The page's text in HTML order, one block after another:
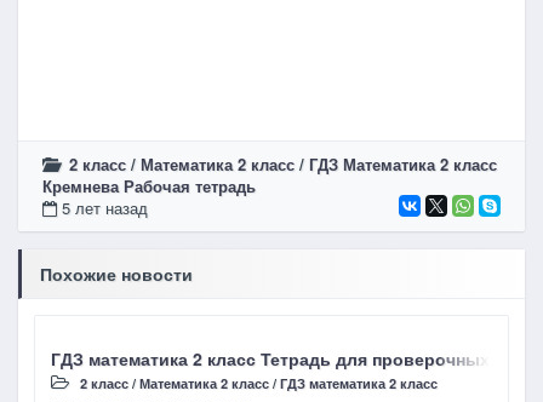
2 класс / Математика 2 класс / ГДЗ Математика 2 класс
Кремнева Рабочая тетрадь
5 лет назад
Похожие новости
ГДЗ математика 2 класс Тетрадь для проверочных
2 класс / Математика 2 класс / ГДЗ математика 2 класс